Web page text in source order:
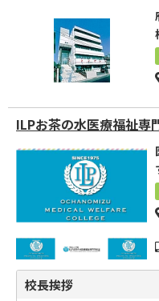
ILPお茶の水医療福祉専
校長挨拶